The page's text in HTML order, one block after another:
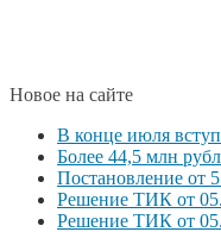
Новое на сайте
В конце июля
Более 44,5 млн
Постановление от
Решение ТИК от
Решение ТИК от